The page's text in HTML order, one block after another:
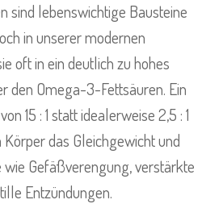
sind lebenswichtige Bausteine
in unserer modernen
oft in ein deutlich zu hohes
den Omega-3-Fettsäuren. Ein
15 : 1 statt idealerweise 2,5 : 1
Körper das Gleichgewicht und
Gefäßverengung, verstärkte
Entzündungen.